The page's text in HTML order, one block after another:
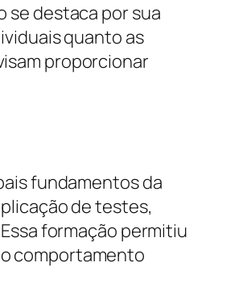
se destaca por sua
quanto as
proporcionar
fundamentos da
de testes,
formação permitiu
comportamento